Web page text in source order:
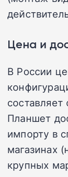
Цена и
В России
Планшет
импорту в
магазинах
крупных